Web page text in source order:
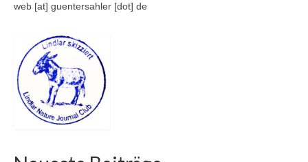
web [at] guentersahler [dot] de